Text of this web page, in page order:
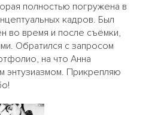
полностью погружена в
кадров. Был
во время и после съёмки,
Обратился с запросом
на что Анна
энтузиазмом. Прикрепляю